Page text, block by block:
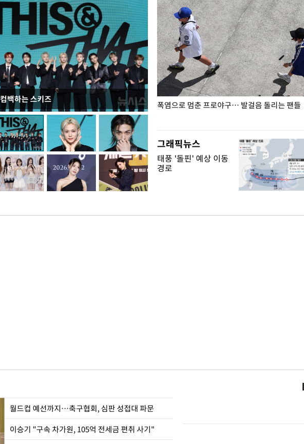
컴백하는 스키즈
입추 하루 앞둔 전남광주… 열화상 카메라에 담긴
폭염
폭염으로 멈춘 프로야구… 발걸음 돌리는 팬들
그래픽뉴스
태풍 '돌핀' 예상 이동
경로
월드컵 예선까지…축구협회, 심판 성접대 파문
이승기 "구속 차가원, 105억 전세금 편취 사기"